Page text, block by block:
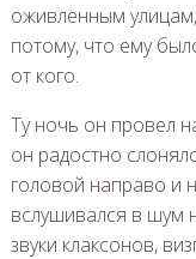
оживленным
потому, что ему
от кого.
Ту ночь он провел
он радостно
головой направо и
вслушивался в шум
звуки клаксонов,